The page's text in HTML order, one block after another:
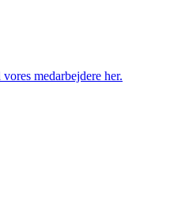
medarbejdere her.